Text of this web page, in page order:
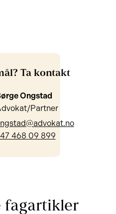
Ta kontakt
Ongstad
Partner
468 09 899
fagartikler